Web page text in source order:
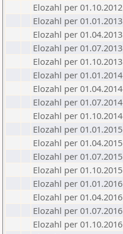
Elozahl per 01.10.2012
Elozahl per 01.01.2013
Elozahl per 01.04.2013
Elozahl per 01.07.2013
Elozahl per 01.10.2013
Elozahl per 01.01.2014
Elozahl per 01.04.2014
Elozahl per 01.07.2014
Elozahl per 01.10.2014
Elozahl per 01.01.2015
Elozahl per 01.04.2015
Elozahl per 01.07.2015
Elozahl per 01.10.2015
Elozahl per 01.01.2016
Elozahl per 01.04.2016
Elozahl per 01.07.2016
Elozahl per 01.10.2016